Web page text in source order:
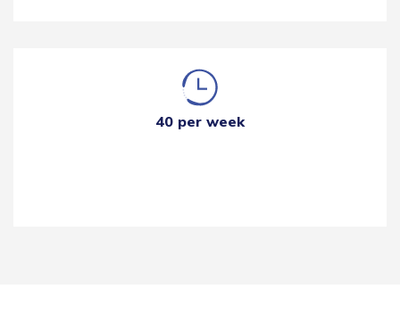
40 per week